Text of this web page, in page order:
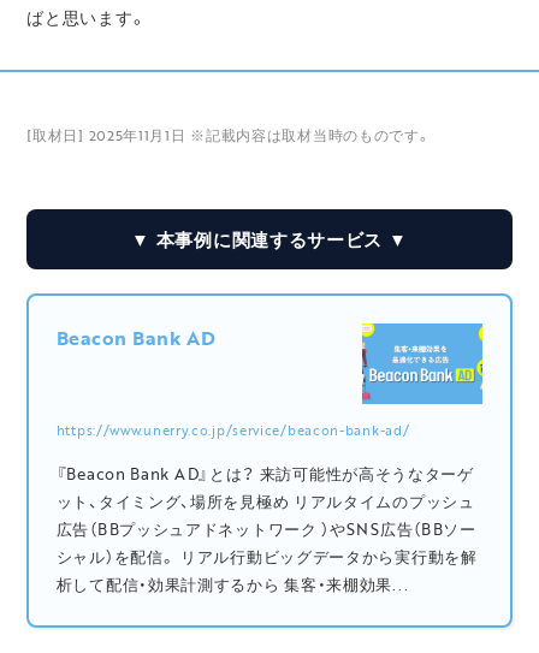
ばと思います。
[取材日] 2025年11月1日 ※記載内容は取材当時のものです。
▼ 本事例に関連するサービス ▼
Beacon Bank AD
https://www.unerry.co.jp/service/beacon-bank-ad/
『Beacon Bank AD』とは？ 来訪可能性が高そうなターゲ
ット、タイミング、場所を見極め リアルタイムのプッシュ
広告（BBプッシュアドネットワーク ）やSNS広告（BBソー
シャル）を配信。 リアル行動ビッグデータから実行動を解
析して配信・効果計測するから 集客・来棚効果...